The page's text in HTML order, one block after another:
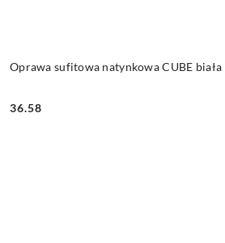
Oprawa sufitowa natynkowa CUBE
Cena:
36.58